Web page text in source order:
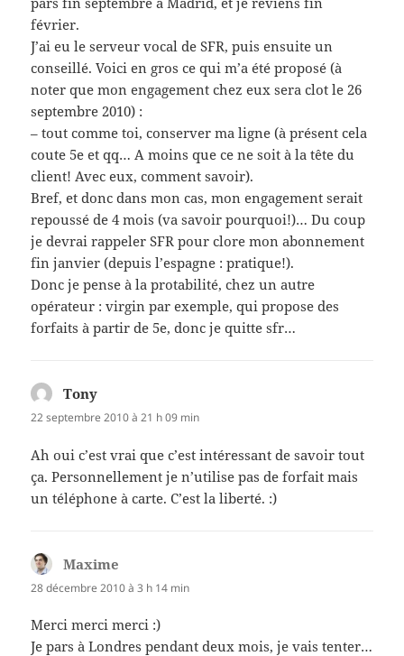
février.
J’ai eu le serveur vocal de SFR, puis ensuite un
conseillé. Voici en gros ce qui m’a été proposé (à
noter que mon engagement chez eux sera clot le 26
septembre 2010) :
– tout comme toi, conserver ma ligne (à présent cela
coute 5e et qq… A moins que ce ne soit à la tête du
client! Avec eux, comment savoir).
Bref, et donc dans mon cas, mon engagement serait
repoussé de 4 mois (va savoir pourquoi!)… Du coup
je devrai rappeler SFR pour clore mon abonnement
fin janvier (depuis l’espagne : pratique!).
Donc je pense à la protabilité, chez un autre
opérateur : virgin par exemple, qui propose des
forfaits à partir de 5e, donc je quitte sfr…
Tony
22 septembre 2010 à 21 h 09 min
Ah oui c’est vrai que c’est intéressant de savoir tout
ça. Personnellement je n’utilise pas de forfait mais
un téléphone à carte. C’est la liberté. :)
Maxime
28 décembre 2010 à 3 h 14 min
Merci merci merci :)
Je pars à Londres pendant deux mois, je vais tenter…